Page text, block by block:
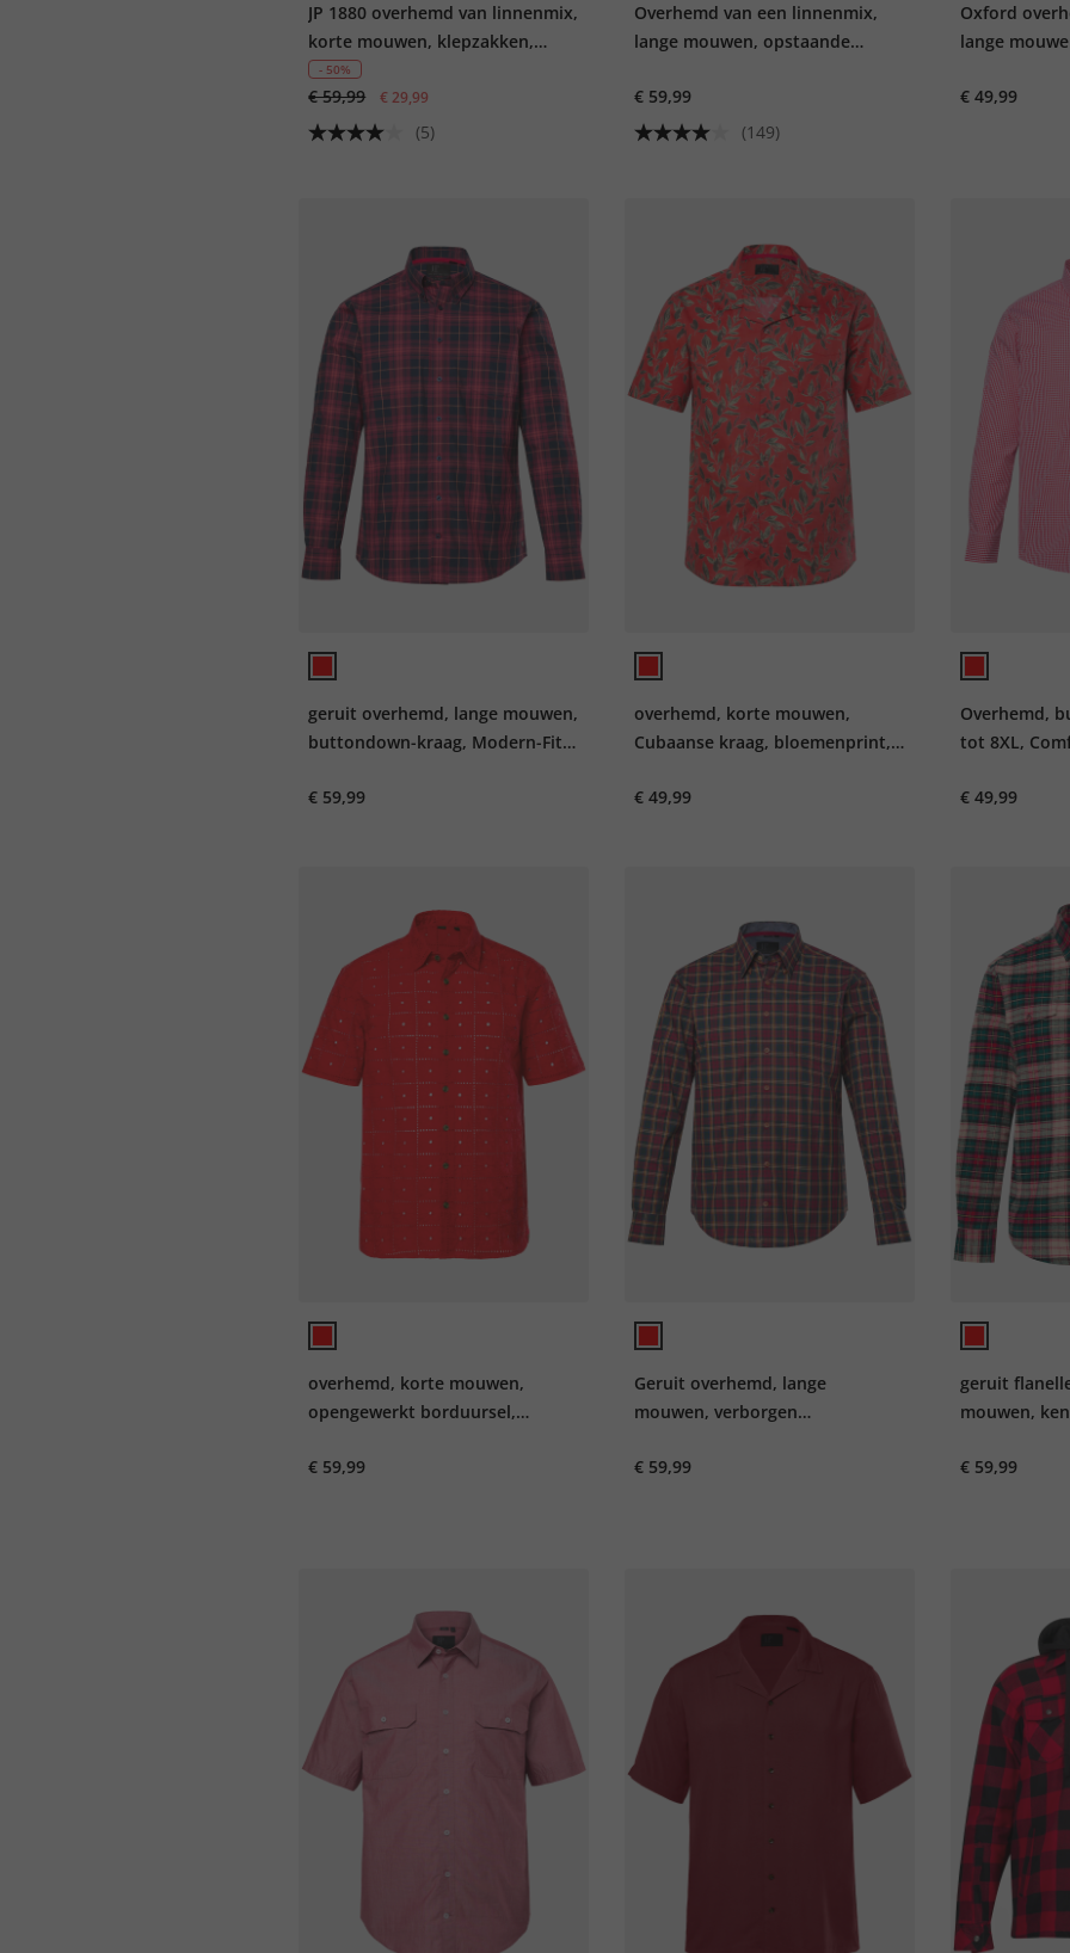
JP 1880 overhemd van linnenmix,
korte mouwen, klepzakken,
Cuba-Fit, tot 8XL
- 50%
€ 59,99 € 29,99
(5)
Overhemd van een linnenmix,
lange mouwen, opstaande
€ 59,99
(149)
Oxford
lange
€ 49,99
geruit overhemd, lange mouwen,
buttondown-kraag, Modern-Fit,
€ 59,99
overhemd, korte mouwen,
Cubaanse kraag, bloemenprint,
€ 49,99
Overhemd,
tot 8XL,
€ 49,99
overhemd, korte mouwen,
opengewerkt borduursel,
€ 59,99
Geruit overhemd, lange
mouwen, verborgen
tot 8XL
€ 59,99
geruit
mouwen,
€ 59,99